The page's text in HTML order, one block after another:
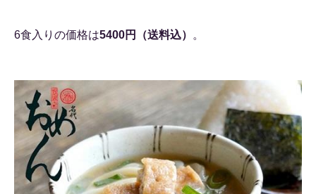
6食入りの価格は5400円（送料込） 。